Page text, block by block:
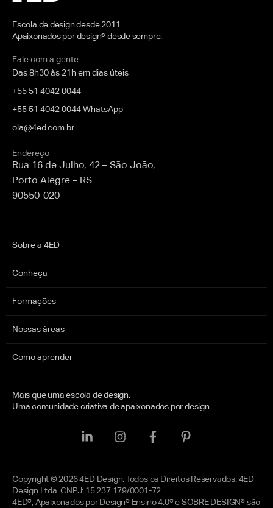
Escola de design desde 2011.
Apaixonados por design® desde sempre.
Fale com a gente
Das 8h30 às 21h em dias úteis
+55 51 4042 0044
+55 51 4042 0044 WhatsApp
ola@4ed.com.br
Endereço
Rua 16 de Julho, 42 – São João,
Porto Alegre – RS
90550-020
Sobre a 4ED
Conheça
Formações
Nossas áreas
Como aprender
Mais que uma escola de design.
Uma comunidade criativa de apaixonados por design.
Copyright © 2026 4ED Design. Todos os Direitos Reservados. 4ED
Design Ltda. CNPJ: 15.237.179/0001-72.
4ED®, Apaixonados por Design® Ensino 4.0® e SOBRE DESIGN® são